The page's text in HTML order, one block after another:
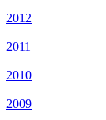
2012
2011
2010
2009